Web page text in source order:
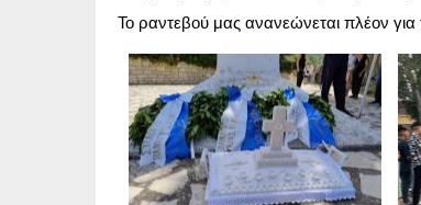
Το ραντεβού μας ανανεώνεται πλέον